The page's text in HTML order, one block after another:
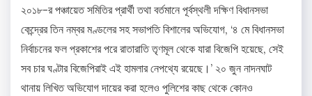
২০১৮-র পঞ্চায়েত সমিতির প্রার্থী তথা বর্তমানে পূর্বস্থলী দক্ষিণ বিধানসভা
কেন্দ্রের তিন নম্বর মণ্ডলের সহ সভাপতি বিশালের অভিযোগ, ‘৪ মে বিধানসভা
নির্বাচনের ফল প্রকাশের পরে রাতারাতি তৃণমূল থেকে যারা বিজেপি হয়েছে, সেই
সব চার ঘণ্টার বিজেপিরাই এই হামলার নেপথ্যে রয়েছে।’ ২০ জুন নাদনঘাট
থানায় লিখিত অভিযোগ দায়ের করা হলেও পুলিশের কাছ থেকে কোনও